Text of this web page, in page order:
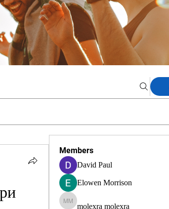
Members
David Paul
Elowen Morrison
molexra molexra
molexra molexra